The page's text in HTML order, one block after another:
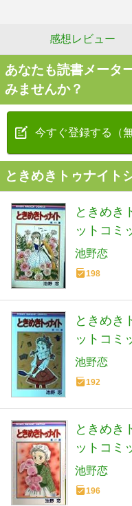
感想レビュー
あなたも読書メータ
みませんか？
今すぐ登録する（無
ときめきトゥナイト
ときめき
ットコミ
池野恋
198
ときめき
ットコミ
池野恋
192
ときめき
ットコミ
池野恋
196